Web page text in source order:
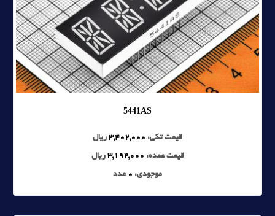
5441AS
قیمت تکی: 3,402,000 ریال
قیمت عمده: 3,192,000 ریال
موجودی: 0 عدد